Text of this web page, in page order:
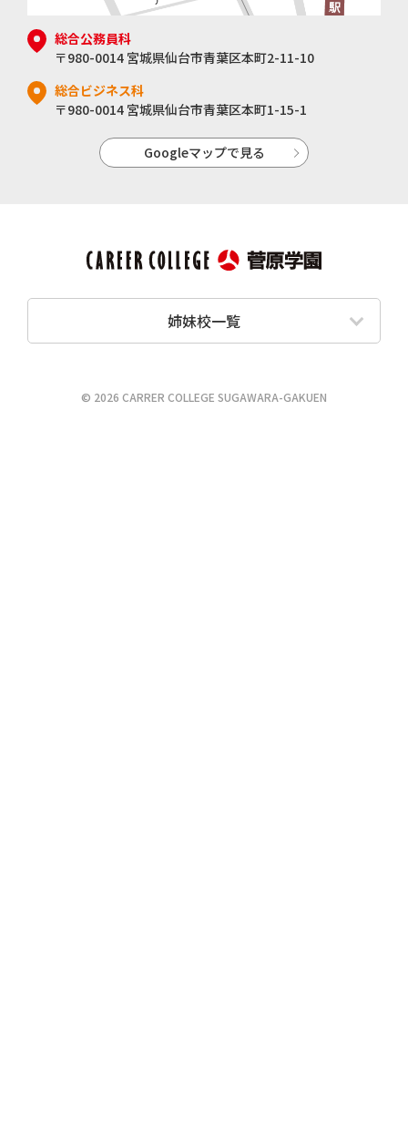
総合公務員科
〒980-0014 宮城県仙台市青葉区本町2-11-10
総合ビジネス科
〒980-0014 宮城県仙台市青葉区本町1-15-1
Googleマップで見る
姉妹校一覧
© 2026 CARRER COLLEGE SUGAWARA-GAKUEN